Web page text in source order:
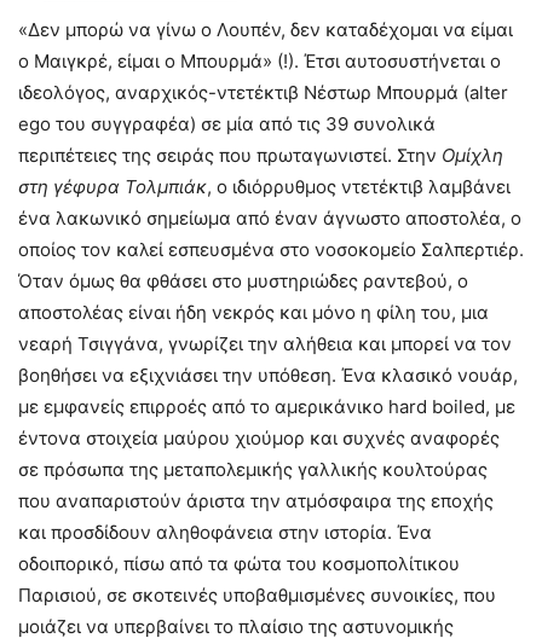
«Δεν μπορώ να γίνω ο Λουπέν, δεν καταδέχομαι να είμαι
ο Μαιγκρέ, είμαι ο Μπουρμά» (!). Έτσι αυτοσυστήνεται ο
ιδεολόγος, αναρχικός-ντετέκτιβ Νέστωρ Μπουρμά (alter
ego του συγγραφέα) σε μία από τις 39 συνολικά
περιπέτειες της σειράς που πρωταγωνιστεί. Στην Ομίχλη
στη γέφυρα Τολμπιάκ, ο ιδιόρρυθμος ντετέκτιβ λαμβάνει
ένα λακωνικό σημείωμα από έναν άγνωστο αποστολέα, ο
οποίος τον καλεί εσπευσμένα στο νοσοκομείο Σαλπερτιέρ.
Όταν όμως θα φθάσει στο μυστηριώδες ραντεβού, ο
αποστολέας είναι ήδη νεκρός και μόνο η φίλη του, μια
νεαρή Τσιγγάνα, γνωρίζει την αλήθεια και μπορεί να τον
βοηθήσει να εξιχνιάσει την υπόθεση. Ένα κλασικό νουάρ,
με εμφανείς επιρροές από το αμερικάνικο hard boiled, με
έντονα στοιχεία μαύρου χιούμορ και συχνές αναφορές
σε πρόσωπα της μεταπολεμικής γαλλικής κουλτούρας
που αναπαριστούν άριστα την ατμόσφαιρα της εποχής
και προσδίδουν αληθοφάνεια στην ιστορία. Ένα
οδοιπορικό, πίσω από τα φώτα του κοσμοπολίτικου
Παρισιού, σε σκοτεινές υποβαθμισμένες συνοικίες, που
μοιάζει να υπερβαίνει το πλαίσιο της αστυνομικής